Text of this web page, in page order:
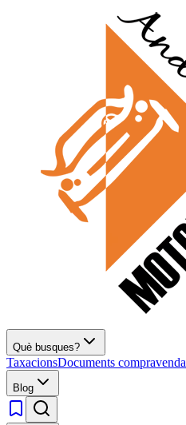
Què busques?
TaxacionsDocuments compravenda
Blog